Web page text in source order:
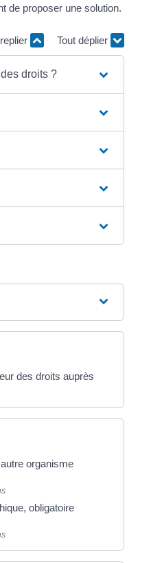
de proposer une solution.
Tout déplier
droits ?
des droits auprès
organisme
obligatoire